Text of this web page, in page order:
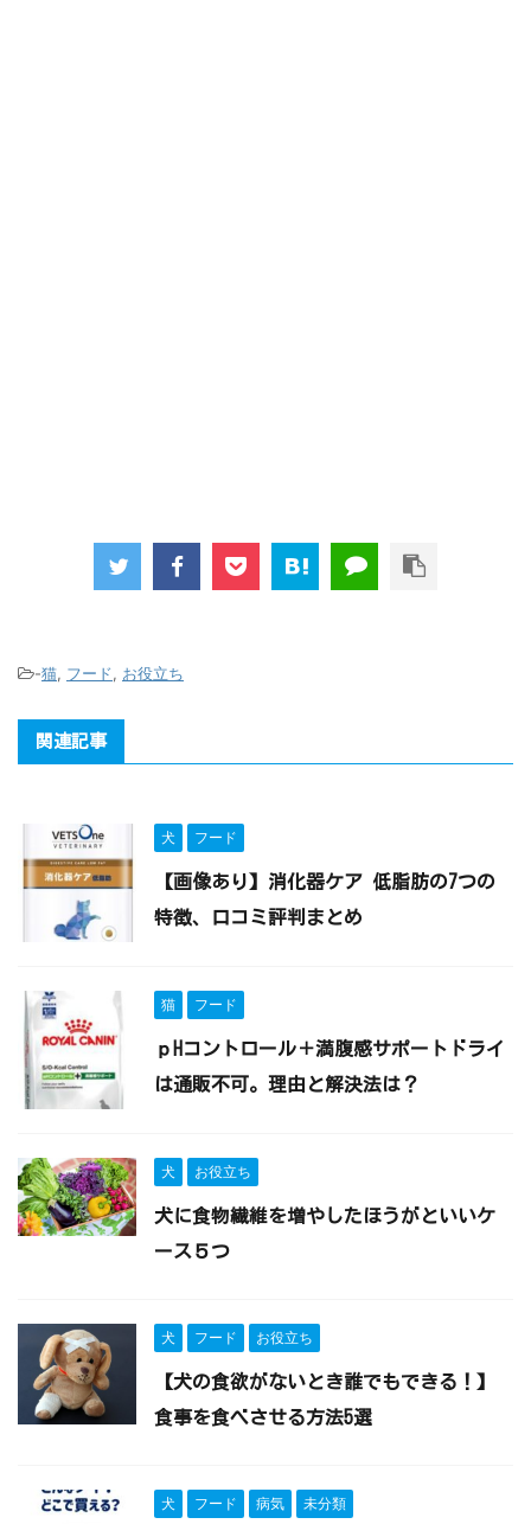
-猫, フード, お役立ち
関連記事
犬 フード
【画像あり】消化器ケア 低脂肪の7つの
特徴、口コミ評判まとめ
猫 フード
ｐHコントロール＋満腹感サポートドライ
は通販不可。理由と解決法は？
犬 お役立ち
犬に食物繊維を増やしたほうがといいケ
ース５つ
犬 フード お役立ち
【犬の食欲がないとき誰でもできる！】
食事を食べさせる方法5選
犬 フード 病気 未分類